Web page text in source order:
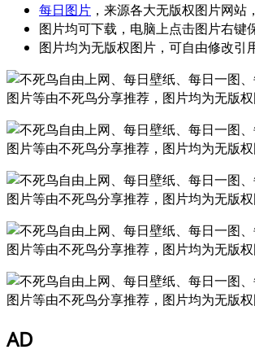
每日图片 ，来源各大无版权图片网
图片均可下载，电脑上点击图片右键
图片均为无版权图片，可自由修改引
AD